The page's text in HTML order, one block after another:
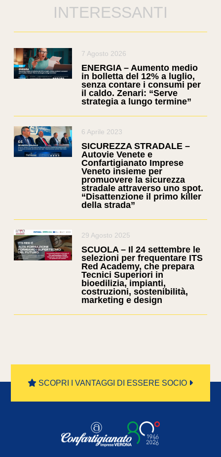
INTERESSANTI
7 Agosto 2026
ENERGIA – Aumento medio
in bolletta del 12% a luglio,
senza contare i consumi per
il caldo. Zenari: “Serve
strategia a lungo termine”
6 Aprile 2023
SICUREZZA STRADALE –
Autovie Venete e
Confartigianato Imprese
Veneto insieme per
promuovere la sicurezza
stradale attraverso uno spot.
“Disattenzione il primo killer
della strada”
29 Agosto 2025
SCUOLA – Il 24 settembre le
selezioni per frequentare ITS
Red Academy, che prepara
Tecnici Superiori in
bioedilizia, impianti,
costruzioni, sostenibilità,
marketing e design
SCOPRI I VANTAGGI DI ESSERE SOCIO